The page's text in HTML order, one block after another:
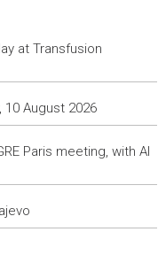
vratio se u Livno:
Deliblatska pješčara
kod Neuma i dalje
today at Transfusion
Teqball lige - U
at Transfusion
August 2026
Paris meeting, with AI